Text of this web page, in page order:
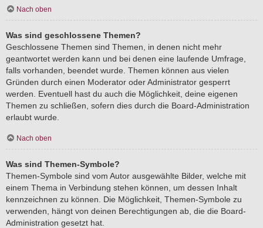
Nach oben
Was sind geschlossene Themen?
Geschlossene Themen sind Themen, in denen nicht mehr
geantwortet werden kann und bei denen eine laufende Umfrage,
falls vorhanden, beendet wurde. Themen können aus vielen
Gründen durch einen Moderator oder Administrator gesperrt
werden. Eventuell hast du auch die Möglichkeit, deine eigenen
Themen zu schließen, sofern dies durch die Board-Administration
erlaubt wurde.
Nach oben
Was sind Themen-Symbole?
Themen-Symbole sind vom Autor ausgewählte Bilder, welche mit
einem Thema in Verbindung stehen können, um dessen Inhalt
kennzeichnen zu können. Die Möglichkeit, Themen-Symbole zu
verwenden, hängt von deinen Berechtigungen ab, die die Board-
Administration gesetzt hat.